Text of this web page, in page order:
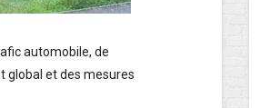
automobile, de
global et des mesures